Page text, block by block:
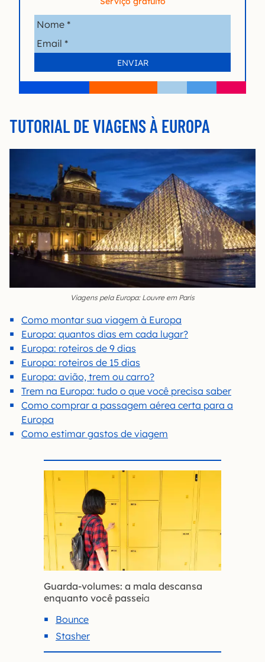
TUTORIAL DE VIAGENS À EUROPA
Viagens pela Europa: Louvre em Paris
Como montar sua viagem à Europa
Europa: quantos dias em cada lugar?
Europa: roteiros de 9 dias
Europa: roteiros de 15 dias
Europa: avião, trem ou carro?
Trem na Europa: tudo o que você precisa saber
Como comprar a passagem aérea certa para a
Europa
Como estimar gastos de viagem
Guarda-volumes: a mala descansa
enquanto você passeia
Bounce
Stasher